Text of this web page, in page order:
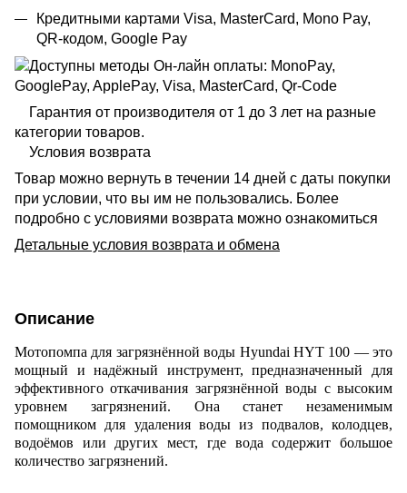
Кредитными картами Visa, MasterCard, Mono Pay,
QR-кодом, Google Pay
Гарантия от производителя от 1 до 3 лет на разные
категории товаров.
Условия возврата
Товар можно вернуть в течении 14 дней с даты покупки
при условии, что вы им не пользовались. Более
подробно с условиями возврата можно ознакомиться
Детальные условия возврата и обмена
Описание
Мотопомпа для загрязнённой воды Hyundai HYT 100 — это
мощный и надёжный инструмент, предназначенный для
эффективного откачивания загрязнённой воды с высоким
уровнем загрязнений. Она станет незаменимым
помощником для удаления воды из подвалов, колодцев,
водоёмов или других мест, где вода содержит большое
количество загрязнений.